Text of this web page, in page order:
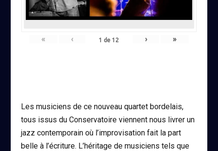
« ‹ 1 de12 › »
Les musiciens de ce nouveau quartet bordelais,
tous issus du Conservatoire viennent nous livrer un
jazz contemporain où l’improvisation fait la part
belle à l’écriture. L’héritage de musiciens tels que